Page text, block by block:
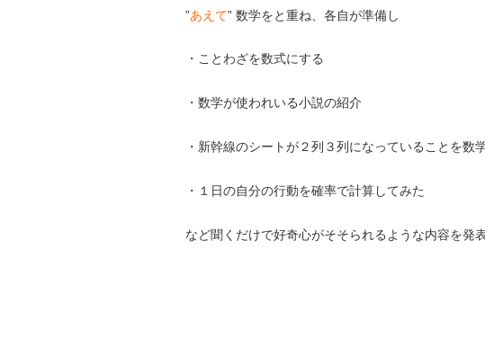
”あえて” 数学をと重ね、各自が準備し
・ことわざを数式にする
・数学が使われいる小説の紹介
・新幹線のシートが２列３列になっていることを数
・１日の自分の行動を確率で計算してみた
など聞くだけで好奇心がそそられるような内容を発